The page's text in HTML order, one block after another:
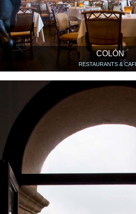
COLÓN
RESTAURANTS &